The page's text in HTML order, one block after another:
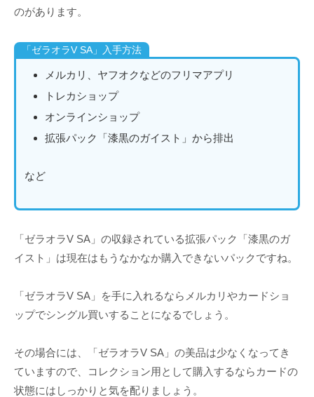
のがあります。
「ゼラオラV SA」入手方法
メルカリ、ヤフオクなどのフリマアプリ
トレカショップ
オンラインショップ
拡張パック「漆黒のガイスト」から排出
など
「ゼラオラV SA」の収録されている拡張パック「漆黒のガ
イスト」は現在はもうなかなか購入できないパックですね。
「ゼラオラV SA」を手に入れるならメルカリやカードショ
ップでシングル買いすることになるでしょう。
その場合には、「ゼラオラV SA」の美品は少なくなってき
ていますので、コレクション用として購入するならカードの
状態にはしっかりと気を配りましょう。